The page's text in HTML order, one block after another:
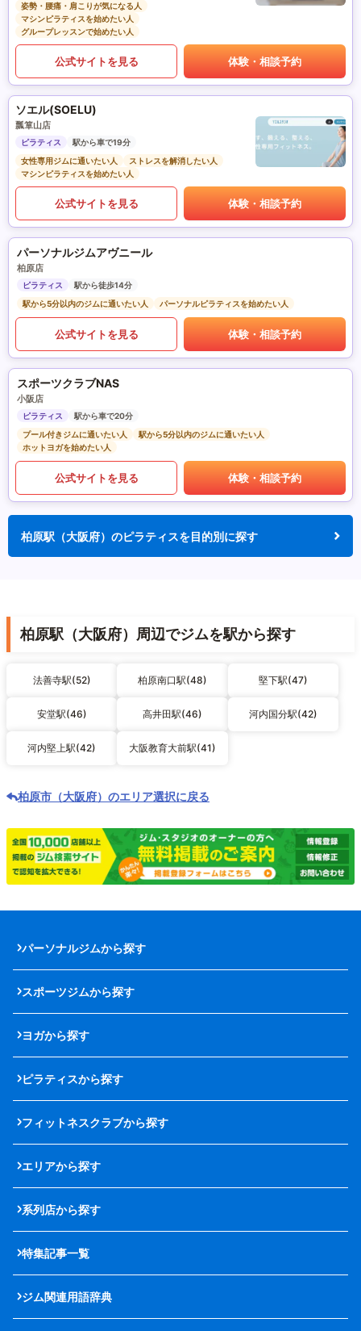
姿勢・腰痛・肩こりが気になる人
マシンピラティスを始めたい人
グループレッスンで始めたい人
公式サイトを見る 体験・相談予約
ソエル(SOELU)
瓢箪山店
ピラティス
駅から車で19分
女性専用ジムに通いたい人
ストレスを解消したい人
マシンピラティスを始めたい人
公式サイトを見る 体験・相談予約
パーソナルジムアヴニール
柏原店
ピラティス
駅から徒歩14分
駅から5分以内のジムに通いたい人
パーソナルピラティスを始めたい人
公式サイトを見る 体験・相談予約
スポーツクラブNAS
小阪店
ピラティス
駅から車で20分
プール付きジムに通いたい人
駅から5分以内のジムに通いたい人
ホットヨガを始めたい人
公式サイトを見る 体験・相談予約
柏原駅（大阪府）のピラティスを目的別に探す
柏原駅（大阪府）周辺でジムを駅から探す
法善寺駅(52) 柏原南口駅(48) 堅下駅(47)
安堂駅(46) 高井田駅(46) 河内国分駅(42)
河内堅上駅(42) 大阪教育大前駅(41)
柏原市（大阪府）のエリア選択に戻る
パーソナルジムから探す
スポーツジムから探す
ヨガから探す
ピラティスから探す
フィットネスクラブから探す
エリアから探す
系列店から探す
特集記事一覧
ジム関連用語辞典